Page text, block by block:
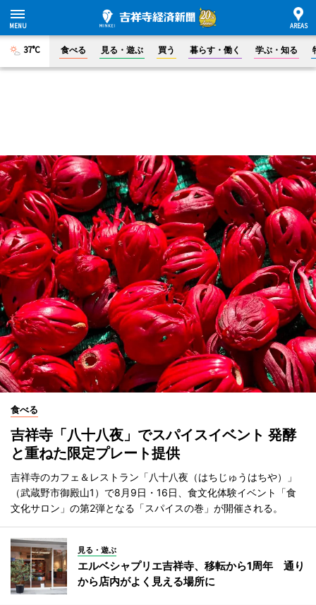
37°C 食べる 見る・遊ぶ 買う 暮らす・働く 学ぶ・知る
食べる
吉祥寺「八十八夜」でスパイスイベント 発酵
と重ねた限定プレート提供
吉祥寺のカフェ＆レストラン「八十八夜（はちじゅうはちや）」
（武蔵野市御殿山1）で8月9日・16日、食文化体験イベント「食
文化サロン」の第2弾となる「スパイスの巻」が開催される。
見る・遊ぶ
エルベシャプリエ吉祥寺、移転から1周年 通り
から店内がよく見える場所に